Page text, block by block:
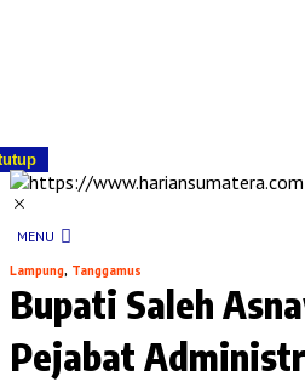
MENU
Lampung, Tanggamus
Bupati Saleh
Pejabat